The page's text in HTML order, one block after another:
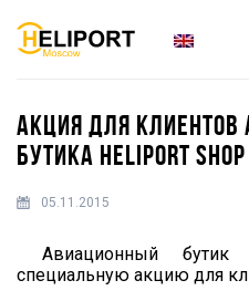
АКЦИЯ ДЛЯ КЛИЕНТОВ
БУТИКА HELIPORT SHOP
05.11.2015
Авиационный бутик
специальную акцию для